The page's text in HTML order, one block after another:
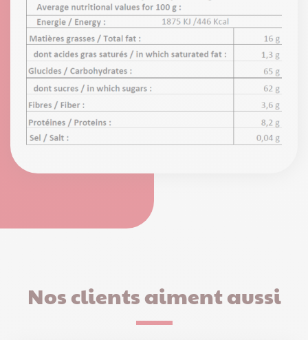
Nos clients aiment aussi